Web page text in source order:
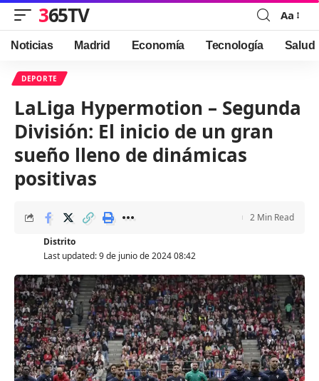
365TV
Font
Resizer
Aa
Noticias Madrid Economía Tecnología Salud
DEPORTE
LaLiga Hypermotion – Segunda
División: El inicio de un gran
sueño lleno de dinámicas
positivas
Last updated: 9 de junio de 2024 08:42
Distrito
2 Min Read